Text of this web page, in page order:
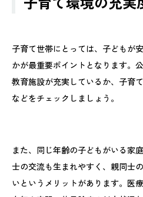
子育て世帯にとっては、子どもが
かが最重要ポイントとなります。
教育施設が充実しているか、子育
などをチェックしましょう。
また、同じ年齢の子どもがいる家
士の交流も生まれやすく、親同士
いというメリットがあります。医